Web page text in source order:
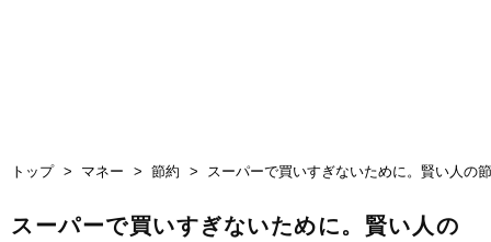
トップ マネー 節約 スーパーで買いすぎないために。賢い人の
スーパーで買いすぎないために。賢い人の